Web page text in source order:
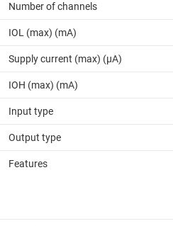
Number of channels
IOL (max) (mA)
Supply current (max) (µA)
IOH (max) (mA)
Input type
Output type
Features